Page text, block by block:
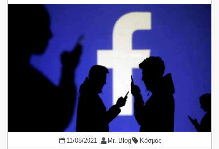
11/08/2021 Mr. Blog Κόσμος